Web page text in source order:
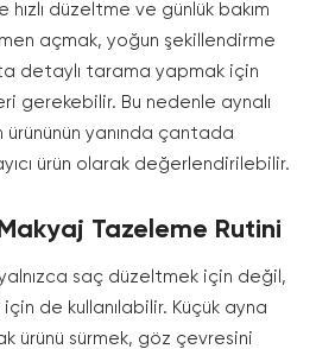
düzeltme ve günlük bakım
açmak, yoğun şekillendirme
detaylı tarama yapmak için
gerekebilir. Bu nedenle aynalı
yanında çantada
ürün olarak değerlendirilebilir.
Tazeleme Rutini
saç düzeltmek için değil,
de kullanılabilir. Küçük ayna
ürünü sürmek, göz çevresini